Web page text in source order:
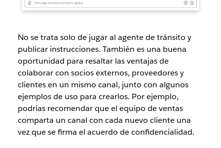
No se trata solo de jugar al agente de tránsito y
publicar instrucciones. También es una buena
oportunidad para resaltar las ventajas de
colaborar con socios externos, proveedores y
clientes en un mismo canal, junto con algunos
ejemplos de uso para crearlos. Por ejemplo,
podrías recomendar que el equipo de ventas
comparta un canal con cada nuevo cliente una
vez que se firma el acuerdo de confidencialidad.